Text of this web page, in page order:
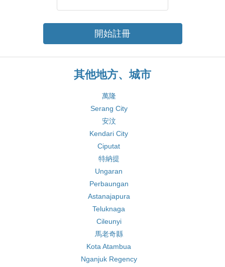
開始註冊
其他地方、城市
萬隆
Serang City
安汶
Kendari City
Ciputat
特納提
Ungaran
Perbaungan
Astanajapura
Teluknaga
Cileunyi
馬老奇縣
Kota Atambua
Nganjuk Regency